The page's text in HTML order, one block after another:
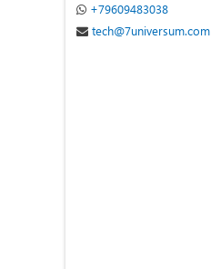
+79609483038
tech@7universum.com